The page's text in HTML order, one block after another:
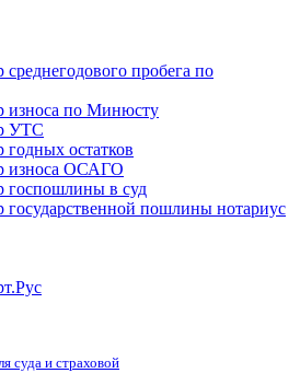
среднегодового пробега по
износа по Минюсту
УТС
годных остатков
износа ОСАГО
госпошлины в суд
государственной пошлины нотариус
суда и страховой